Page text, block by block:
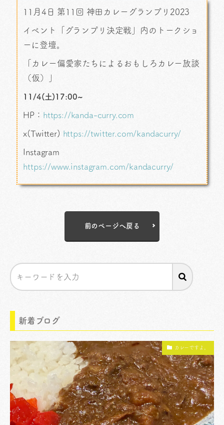
11月4日 第11回 神田カレーグランプリ2023
イベント「グランプリ決定戦」内のトークショ
ーに登壇。
「カレー偏愛家たちによるおもしろカレー放談
（仮）」
11/4(土)17:00~
HP： https://kanda-curry.com
x(Twitter) https://twitter.com/kandacurry/
Instagram
https://www.instagram.com/kandacurry/
前のページへ戻る
新着ブログ
カレーですよ。